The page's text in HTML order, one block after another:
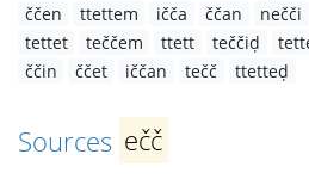
ččen
ttettem ičča ččan nečči
tettet
teččem ttett teččiḍ
ččin
ččet iččan tečč ttetteḍ
Sources ečč